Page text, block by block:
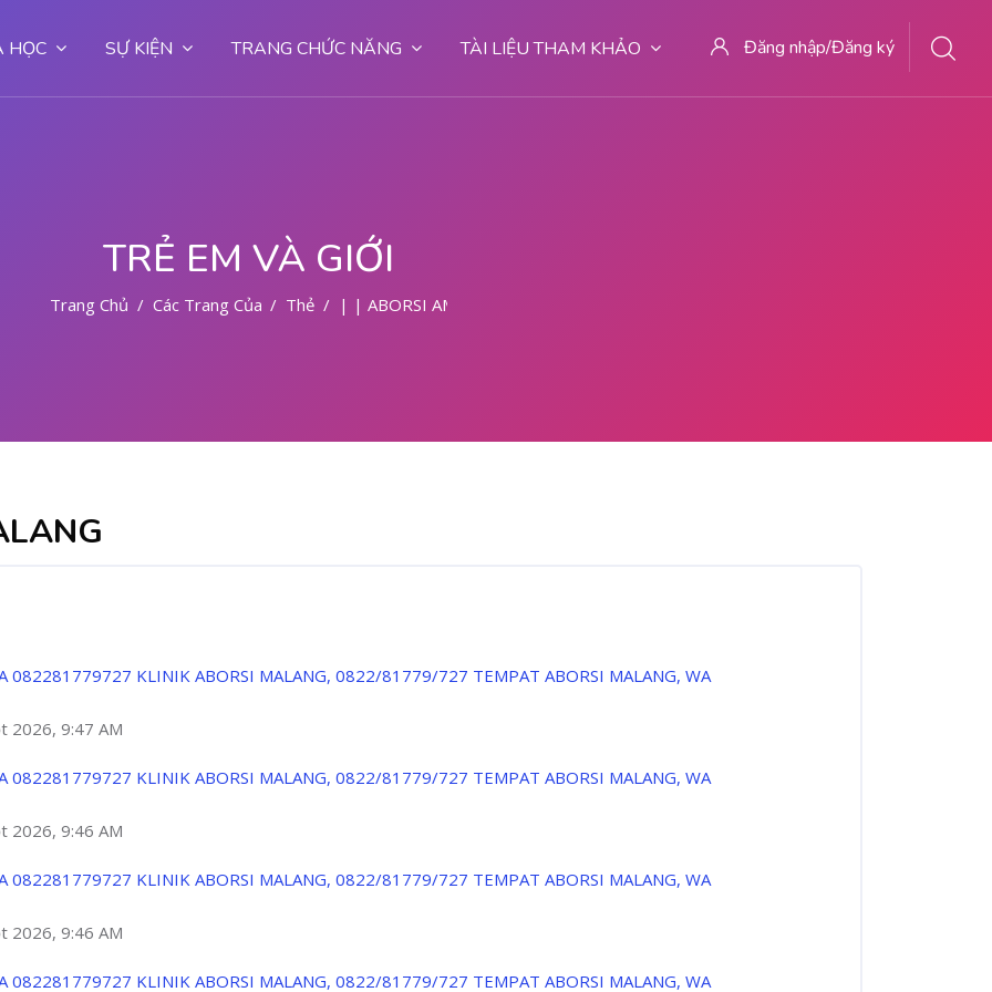
HỌC SỰ KIỆN TRANG CHỨC NĂNG TÀI LIỆU THAM KHẢO Đăng nhập/Đăng ký
TRẺ EM VÀ GIỚI
Trang Chủ Các Trang Của Hệ Thống
Thẻ | | ABORSI AMAN DI MALANG
082281779727 KLINIK ABORSI MALANG, 0822/81779/727 TEMPAT ABORSI MALANG, WA
2026, 9:47 AM
082281779727 KLINIK ABORSI MALANG, 0822/81779/727 TEMPAT ABORSI MALANG, WA
2026, 9:46 AM
082281779727 KLINIK ABORSI MALANG, 0822/81779/727 TEMPAT ABORSI MALANG, WA
2026, 9:46 AM
082281779727 KLINIK ABORSI MALANG, 0822/81779/727 TEMPAT ABORSI MALANG, WA